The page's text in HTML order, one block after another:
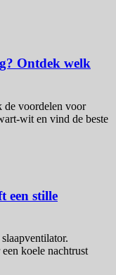
Ontdek welk
de voordelen voor
wit en vind de beste
een stille
koele nachtrust